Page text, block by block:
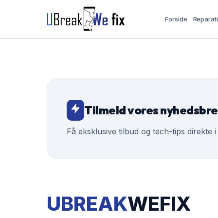
Forside
Tilmeld vores
Få eksklusive tilbud og tech-tips direkte
UBREAKWEFIX